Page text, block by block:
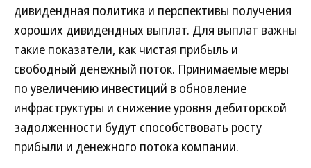
дивидендная политика и перспективы получения
хороших дивидендных выплат. Для выплат важны
такие показатели, как чистая прибыль и
свободный денежный поток. Принимаемые меры
по увеличению инвестиций в обновление
инфраструктуры и снижение уровня дебиторской
задолженности будут способствовать росту
прибыли и денежного потока компании.